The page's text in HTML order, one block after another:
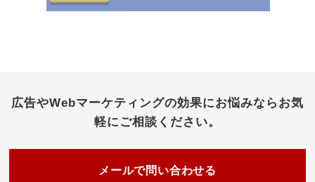
広告やWebマーケティングの効果にお悩みなら お気
軽にご相談ください。
メールで問い合わせる